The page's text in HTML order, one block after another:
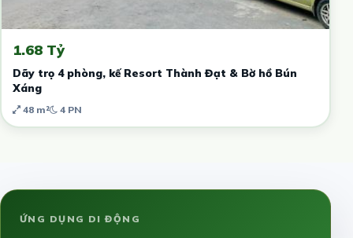
1.68 Tỷ
Dãy trọ 4 phòng, kế Resort Thành Đạt & Bờ hồ Bún
Xáng
48 m² 4 PN
ỨNG DỤNG DI ĐỘNG